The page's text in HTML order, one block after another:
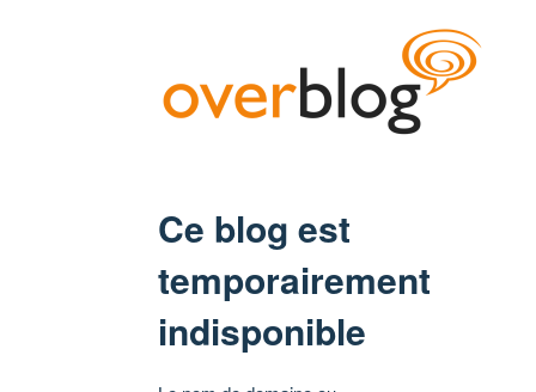
Ce blog est
temporairement
indisponible